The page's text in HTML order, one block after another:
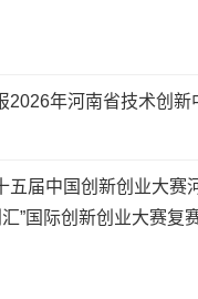
2026年河南省技术创新
五届中国创新创业大赛
”国际创新创业大赛复